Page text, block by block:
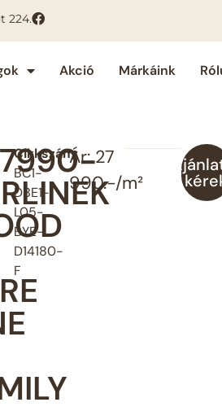
224.
Akció Márkáink
Cikkszám:
BC1-
DBE1-
L05-
BYE-
D14180-
F
Ár: 27
990.-/m²